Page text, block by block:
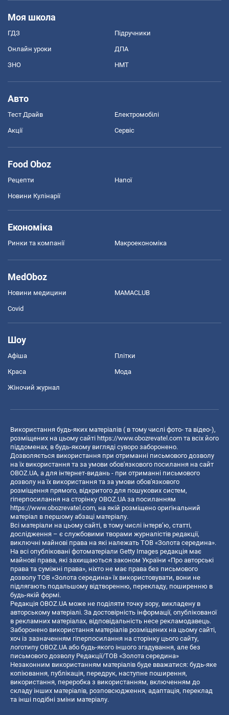
Моя школа
ГДЗ Підручники
Онлайн уроки ДПА
ЗНО НМТ
Авто
Тест Драйв Електромобілі
Акції Сервіс
Food Oboz
Рецепти Напої
Новини Кулінарії
Економіка
Ринки та компанії Макроекономіка
MedOboz
Новини медицини MAMACLUB
Covid
Шоу
Афіша Плітки
Краса Мода
Жіночий журнал
Використання будь-яких матеріалів ( в тому числі фото- та відео-),
розміщених на цьому сайті https://www.obozrevatel.com та всіх його
піддоменах, в будь-якому вигляді суворо заборонено.
Дозволяється використання при отриманні письмового дозволу
на їх використання та за умови обов'язкового посилання на сайт
OBOZ.UA, а для інтернет-видань - при отриманні письмового
дозволу на їх використання та за умови обов'язкового
розміщення прямого, відкритого для пошукових систем,
гіперпосилання на сторінку OBOZ.UA за посиланням
https://www.obozrevatel.com, на якій розміщено оригінальний
матеріал в першому абзаці матеріалу.
Всі матеріали на цьому сайті, в тому числі інтерв’ю, статті,
дослідження – є службовими творами журналістів редакції,
виключні майнові права на які належать ТОВ «Золота середина».
На всі опубліковані фотоматеріали Getty Images редакція має
майнові права, які захищаються законом України «Про авторські
права та суміжні права», ніхто не має права без письмового
дозволу ТОВ «Золота середина» їх використовувати, вони не
підлягають подальшому відтворенню, перекладу, поширенню в
будь-якій формі.
Редакція OBOZ.UA може не поділяти точку зору, викладену в
авторському матеріалі. За достовірність інформації, опублікованої
в рекламних матеріалах, відповідальність несе рекламодавець.
Заборонено використання матеріалів розміщених на цьому сайті,
хоч із зазначенням гіперпосилання на сторінку цього сайту,
логотипу OBOZ.UA або будь-якого іншого згадування, але без
письмового дозволу Редакції/ТОВ «Золота середина»
Незаконним використанням матеріалів буде вважатися: будь-яке
копiювання, публiкацiя, передрук, наступне поширення,
використання, переробка з використанням, включенням до
складу інших матеріалів, розповсюдження, адаптація, переклад
та інші подібні зміни матеріалу.